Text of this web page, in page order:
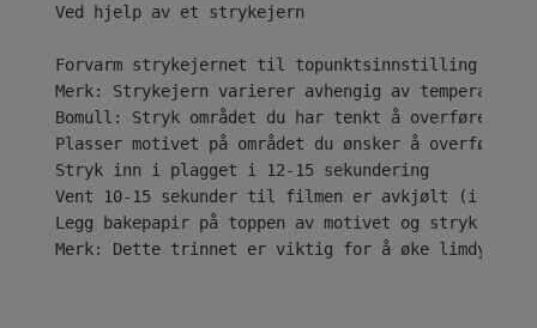
Ved hjelp av et strykejern
Forvarm strykejernet til topunktsinnstilling ( • •
Merk: Strykejern varierer avhengig av
Bomull: Stryk området du har tenkt å overføre
Plasser motivet på området du ønsker å overføre
Stryk inn i plagget i 12-15 sekundering
Vent 10-15 sekunder til filmen er avkjølt (i
Legg bakepapir på toppen av motivet og stryk i
Merk: Dette trinnet er viktig for å øke